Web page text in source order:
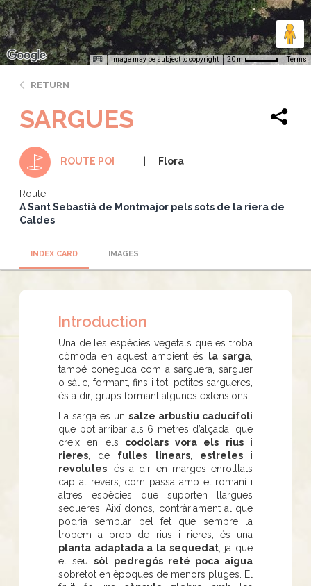
Image may be subject to copyright 20 m Terms
RETURN
SARGUES
ROUTE POI Flora
Route:
A Sant Sebastià de Montmajor pels sots de la riera de
Caldes
INDEX CARD IMAGES
Introduction
Una de les espècies vegetals que es troba
còmoda en aquest ambient és
la sarga
també coneguda com a sarguera, sarguer
o sàlic, formant, fins i tot, petites sargueres,
és a dir, grups formant algunes extensions.
La sarga és un salze arbustiu caducifoli
que pot arribar als 6 metres d’alçada, que
creix en els codolars vora els rius i
rieres , de fulles linears, estretesi
revolutes , és a dir, en marges enrotllats
cap al revers, com passa amb el romaní i
altres espècies que suporten llargues
sequeres. Així doncs, contràriament al que
podria semblar pel fet que sempre la
trobem a prop de rius i rieres, és una
planta adaptada a la sequedat, ja que
el seusòl pedregós reté poca aigua
sobretot en èpoques de menors pluges. El